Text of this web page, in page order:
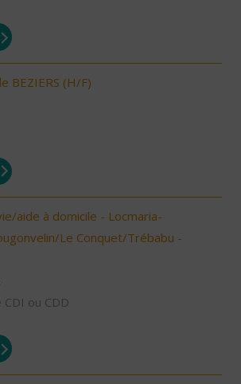
BEZIERS (H/F)
aide à domicile - Locmaria-
Le Conquet/Trébabu -
ou CDD